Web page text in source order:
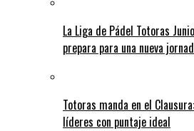
La Liga de Pádel Totoras
prepara para una nueva
Totoras manda en el
líderes con puntaje ideal